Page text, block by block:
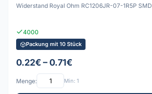
Widerstand Royal Ohm RC1206JR-07-1R5P SMD
4000
Packung mit 10 Stück
0.22€ – 0.71€
Menge: Min: 1